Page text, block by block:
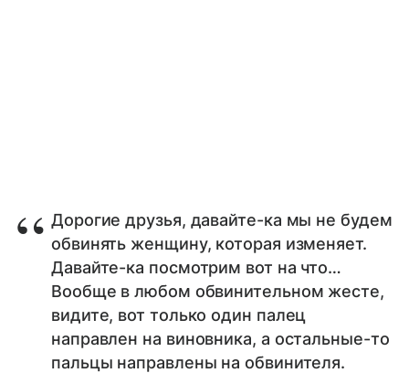
Дорогие друзья, давайте-ка мы не будем
обвинять женщину, которая изменяет.
Давайте-ка посмотрим вот на что…
Вообще в любом обвинительном жесте,
видите, вот только один палец
направлен на виновника, а остальные-то
пальцы направлены на обвинителя.